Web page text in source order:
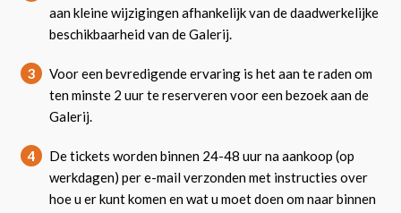
aan kleine wijzigingen afhankelijk van de daadwerkelijke
beschikbaarheid van de Galerij.
3
Voor een bevredigende ervaring is het aan te raden om
ten minste 2 uur te reserveren voor een bezoek aan de
Galerij.
4
De tickets worden binnen 24-48 uur na aankoop (op
werkdagen) per e-mail verzonden met instructies over
hoe u er kunt komen en wat u moet doen om naar binnen